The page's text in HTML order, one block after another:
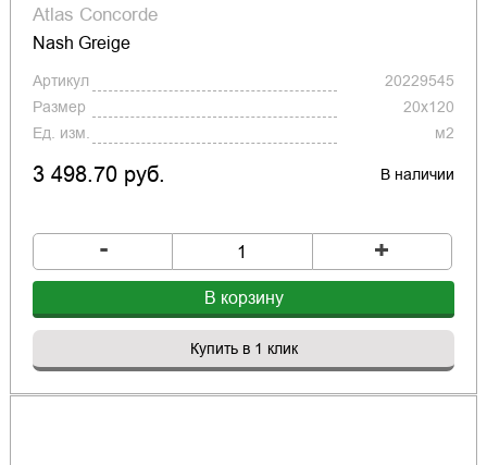
Atlas Concorde
Nash Greige
Артикул
20229545
Размер
20x120
Ед. изм.
м2
3 498.70 руб. В наличии
- +
В корзину
Купить в 1 клик